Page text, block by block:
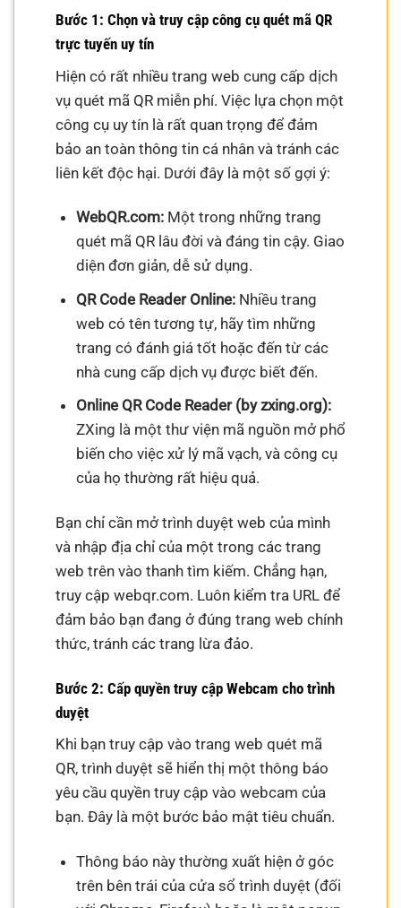
Bước 1: Chọn và truy cập công cụ quét mã QR
trực tuyến uy tín
Hiện có rất nhiều trang web cung cấp dịch
vụ quét mã QR miễn phí. Việc lựa chọn một
công cụ uy tín là rất quan trọng để đảm
bảo an toàn thông tin cá nhân và tránh các
liên kết độc hại. Dưới đây là một số gợi ý:
WebQR.com:Một trong những trang
quét mã QR lâu đời và đáng tin cậy. Giao
diện đơn giản, dễ sử dụng.
QR Code Reader Online:Nhiều trang
web có tên tương tự, hãy tìm những
trang có đánh giá tốt hoặc đến từ các
nhà cung cấp dịch vụ được biết đến.
Online QR Code Reader (by zxing.org):
ZXing là một thư viện mã nguồn mở phổ
biến cho việc xử lý mã vạch, và công cụ
của họ thường rất hiệu quả.
Bạn chỉ cần mở trình duyệt web của mình
và nhập địa chỉ của một trong các trang
web trên vào thanh tìm kiếm. Chẳng hạn,
truy cập webqr.com. Luôn kiểm tra URL để
đảm bảo bạn đang ở đúng trang web chính
thức, tránh các trang lừa đảo.
Bước 2: Cấp quyền truy cập Webcam cho trình
duyệt
Khi bạn truy cập vào trang web quét mã
QR, trình duyệt sẽ hiển thị một thông báo
yêu cầu quyền truy cập vào webcam của
bạn. Đây là một bước bảo mật tiêu chuẩn.
Thông báo này thường xuất hiện ở góc
trên bên trái của cửa sổ trình duyệt (đối